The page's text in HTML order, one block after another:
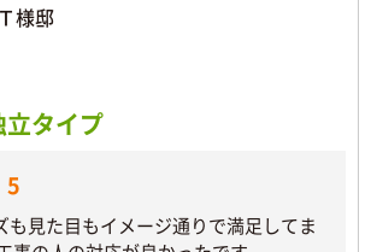
様邸
タイプ
5
も見た目もイメージ通りで満足してま